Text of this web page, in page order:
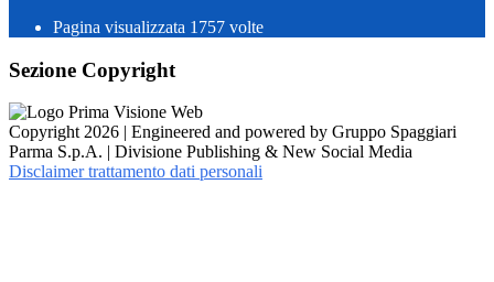
Pagina visualizzata 1757 volte
Sezione Copyright
Copyright 2026 | Engineered and powered by Gruppo Spaggiari
Parma S.p.A. | Divisione Publishing & New Social Media
Disclaimer trattamento dati personali